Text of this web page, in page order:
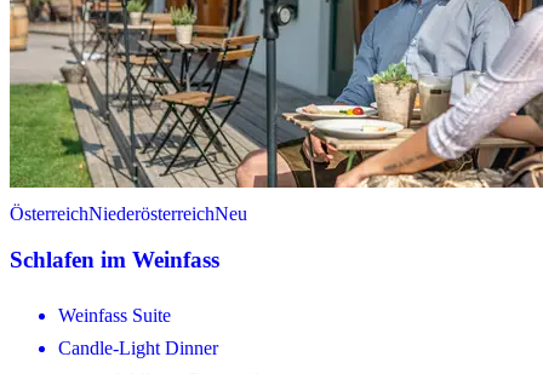
ÖsterreichNiederösterreichNeu
Schlafen im Weinfass
Weinfass Suite
Candle-Light Dinner